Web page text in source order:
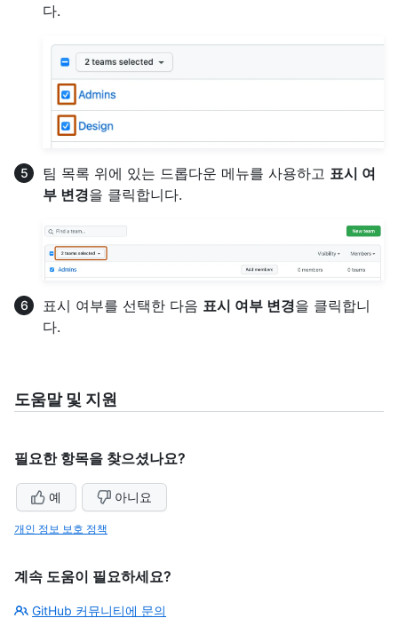
다.
팀 목록 위에 있는 드롭다운 메뉴를 사용하고 표시 여
부 변경을 클릭합니다.
표시 여부를 선택한 다음 표시 여부 변경을 클릭합니
다.
도움말 및 지원
필요한 항목을 찾으셨나요?
예 아니요
개인 정보 보호 정책
계속 도움이 필요하세요?
GitHub 커뮤니티에 문의